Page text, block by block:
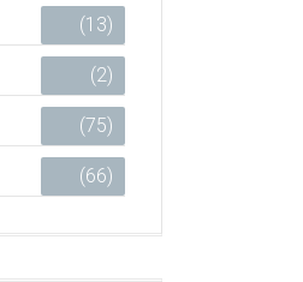
(13)
(2)
(75)
(66)